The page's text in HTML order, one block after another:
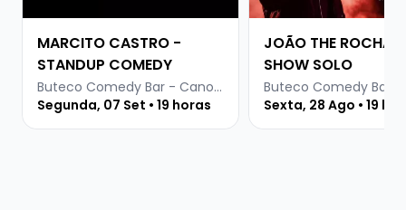
MARCITO CASTRO -
STANDUP COMEDY
Buteco Comedy Bar - Canoas
Segunda, 07 Set • 19 horas
JOÃO THE ROCHA -
SHOW SOLO
Sexta, 28 Ago • 19